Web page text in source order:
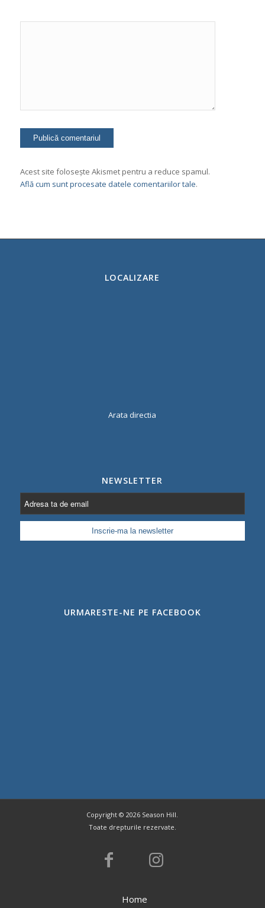
Acest site folosește Akismet pentru a reduce spamul.
Află cum sunt procesate datele comentariilor tale.
LOCALIZARE
Arata directia
NEWSLETTER
URMARESTE-NE PE FACEBOOK
Copyright ©2026 Season Hill.
Toate drepturile rezervate.
Home